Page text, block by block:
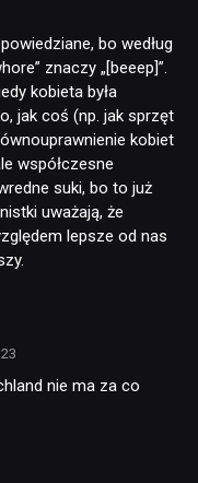
bo według
znaczy „[beeep]”.
kobieta była
jak coś (np. jak sprzęt
kobiet
współczesne
suki, bo to już
uważają, że
lepsze od nas
nie ma za co